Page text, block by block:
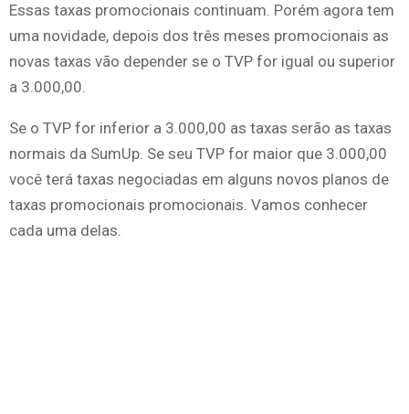
Essas taxas promocionais continuam. Porém agora tem
uma novidade, depois dos três meses promocionais as
novas taxas vão depender se o TVP for igual ou superior
a 3.000,00.
Se o TVP for inferior a 3.000,00 as taxas serão as taxas
normais da SumUp. Se seu TVP for maior que 3.000,00
você terá taxas negociadas em alguns novos planos de
taxas promocionais promocionais. Vamos conhecer
cada uma delas.